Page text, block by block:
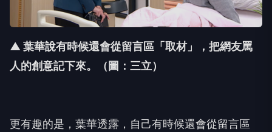
▲ 葉華說有時候還會從留言區「取材」，把網友罵
人的創意記下來。（圖：三立）
詞、罵人的方式真的很有創意，有時候還會成為我之